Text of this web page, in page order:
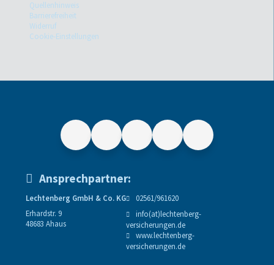
Quellenhinweis
Barrierefreiheit
Widerruf
Cookie-Einstellungen
Ansprechpartner:
Lechtenberg GmbH & Co. KG
Erhardstr. 9
48683 Ahaus
02561/961620
info(at)lechtenberg-
versicherungen.de
www.lechtenberg-
versicherungen.de